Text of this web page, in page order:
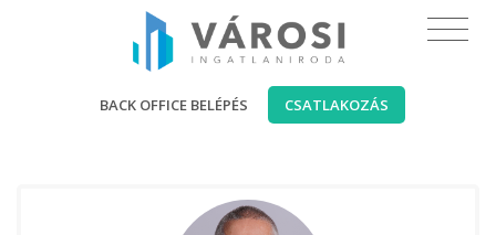
BACK OFFICE BELÉPÉS CSATLAKOZÁS